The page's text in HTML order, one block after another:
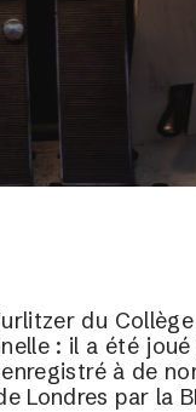
du
: il a été
à de
Londres par la